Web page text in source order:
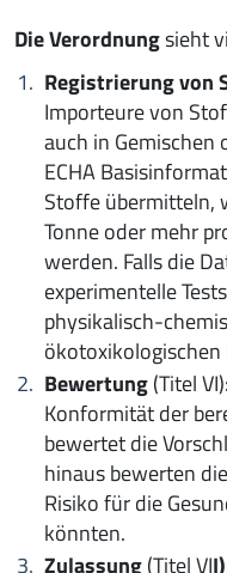
Die Verordnungsieht
Registrierung von
Importeure von
auch in Gemischen
ECHA
Stoffe übermitteln,
Tonne oder mehr
werden. Falls die
experimentelle
physikalisch-
Bewertung(Titel
Konformität der
bewertet die
hinaus bewerten
Risiko für die
könnten.
Zulassung(Titel VII)